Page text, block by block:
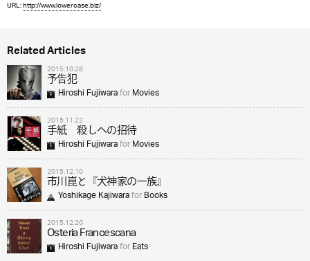
URL:http://www.lowercase.biz/
Related Articles
2015.10.28
予告犯
Hiroshi FujiwaraforMovies
2015.11.22
手紙 殺しへの招待
Hiroshi FujiwaraforMovies
2015.12.10
市川崑と『犬神家の一族』
Yoshikage KajiwaraforBooks
2015.12.20
Osteria Francescana
Hiroshi FujiwaraforEats